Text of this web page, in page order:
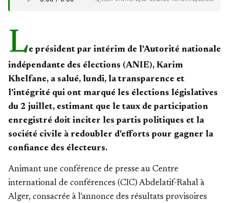
Le président par intérim de l'Autorité nationale
indépendante des élections (ANIE), Karim
Khelfane, a salué, lundi, la transparence et
l'intégrité qui ont marqué les élections législatives
du 2 juillet, estimant que le taux de participation
enregistré doit inciter les partis politiques et la
société civile à redoubler d'efforts pour gagner la
confiance des électeurs.
Animant une conférence de presse au Centre
international de conférences (CIC) Abdelatif-Rahal à
Alger, consacrée à l'annonce des résultats provisoires